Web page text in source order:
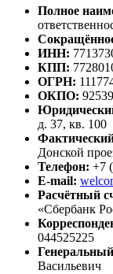
Полное
ИНН:
КПП:
ОГРН:
ОКПО:
д. 37, кв. 100
Донской
Телефон: +7
E-mail:
Расчётный
«Сбербанк
044525225
Васильевич